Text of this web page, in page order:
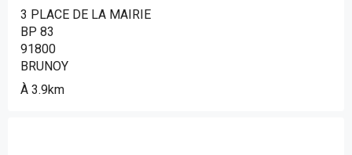
3 PLACE DE LA MAIRIE
BP 83
91800
BRUNOY
À 3.9km